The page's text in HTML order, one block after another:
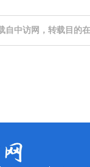
自中访网，转载目的